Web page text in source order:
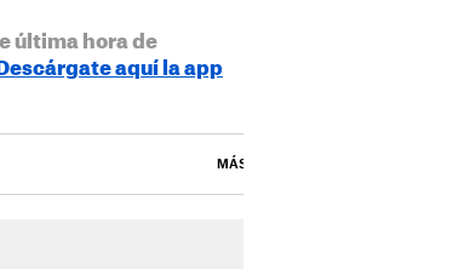
última hora de
Descárgate aquí la app
MÁS